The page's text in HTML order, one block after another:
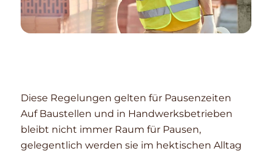
Diese Regelungen gelten für Pausenzeiten
Auf Baustellen und in Handwerksbetrieben
bleibt nicht immer Raum für Pausen,
gelegentlich werden sie im hektischen Alltag